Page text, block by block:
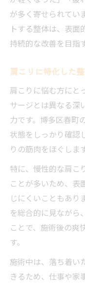
が多く寄せられてい
トする整体は、表面
持続的な改善を目指
肩こりに特化した
肩こりに悩む方にと
サージとは異なる深
力です。博多区春町
状態をしっかり確認
りの筋肉をほぐします
特に、慢性的な肩こ
ことが多いため、表
じにくいこともあり
を総合的に見ながら
ことで、施術後の爽
す。
施術中は、落ち着い
きるため、仕事や家